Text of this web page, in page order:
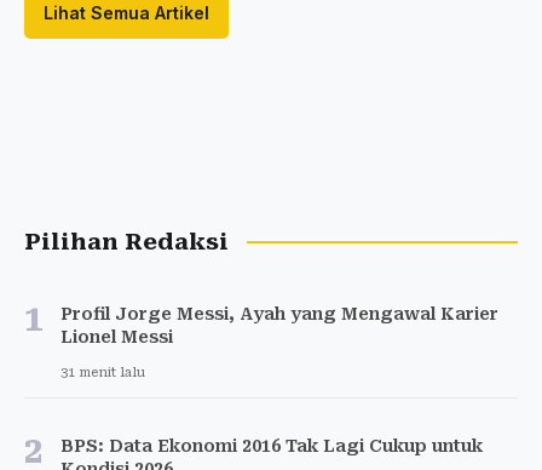
Lihat Semua Artikel
Pilihan Redaksi
1
Profil Jorge Messi, Ayah yang Mengawal Karier
Lionel Messi
31 menit lalu
2
BPS: Data Ekonomi 2016 Tak Lagi Cukup untuk